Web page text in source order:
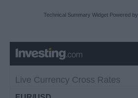
Technical Summary Widget Powered by